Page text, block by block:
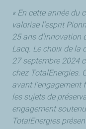
« En cette année du
valorise l’esprit
25 ans d’innovation
Lacq. Le choix de la
27 septembre 2024
chez TotalEnergies.
avant l’engagement
les sujets de
engagement
TotalEnergies